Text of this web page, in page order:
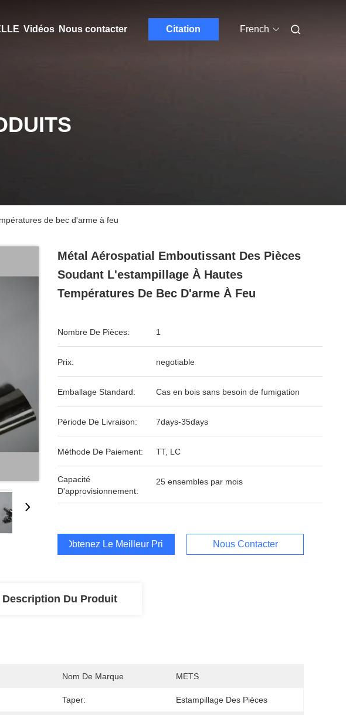
Vidéos Nous contacter Citation French
de bec d'arme à feu
Métal Aérospatial Emboutissant Des Pièces
Soudant L'estampillage À Hautes
Températures De Bec D'arme À Feu
Nombre De Pièces: 1
Prix: negotiable
Emballage Standard: Cas en bois sans besoin de fumigation
Période De Livraison: 7days-35days
Méthode De Paiement: TT, LC
Capacité
D'approvisionnement:
25 ensembles par mois
Obtenez Le Meilleur Prix Nous Contacter
Description Du Produit
Nom De Marque METS
Taper: Estampillage Des Pièces